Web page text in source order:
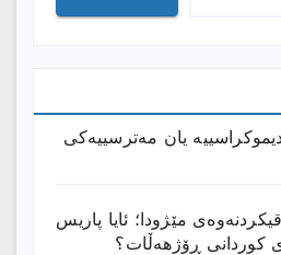
یان مەترسییەکی
مێژودا؛ ئایا پاریس
کوردانی ڕۆژھەڵات؟